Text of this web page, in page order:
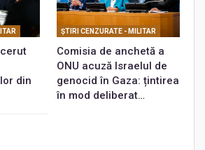
din
ŞTIRI CENZURATE - MILITAR
Comisia de anchetă a
ONU acuză Israelul de
genocid în Gaza: țintirea
în mod deliberat…